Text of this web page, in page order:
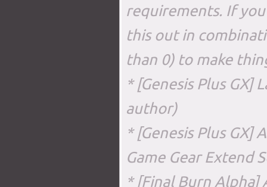
requirements. If
this out in
than 0) to make
* [Genesis Plus
author)
* [Genesis Plus GX]
Game Gear Extend
* [Final Burn Alpha]